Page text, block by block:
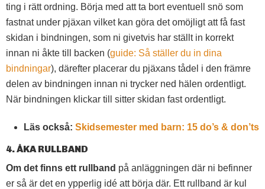
ting i rätt ordning. Börja med att ta bort eventuell snö som
fastnat under pjäxan vilket kan göra det omöjligt att få fast
skidan i bindningen, som ni givetvis har ställt in korrekt
innan ni åkte till backen (guide: Så ställer du in dina
bindningar), därefter placerar du pjäxans tådel i den främre
delen av bindningen innan ni trycker ned hälen ordentligt.
När bindningen klickar till sitter skidan fast ordentligt.
Läs också: Skidsemester med barn: 15 do’s & don’ts
4. ÅKA RULLBAND
Om det finns ett rullband på anläggningen där ni befinner
er så är det en ypperlig idé att börja där. Ett rullband är kul